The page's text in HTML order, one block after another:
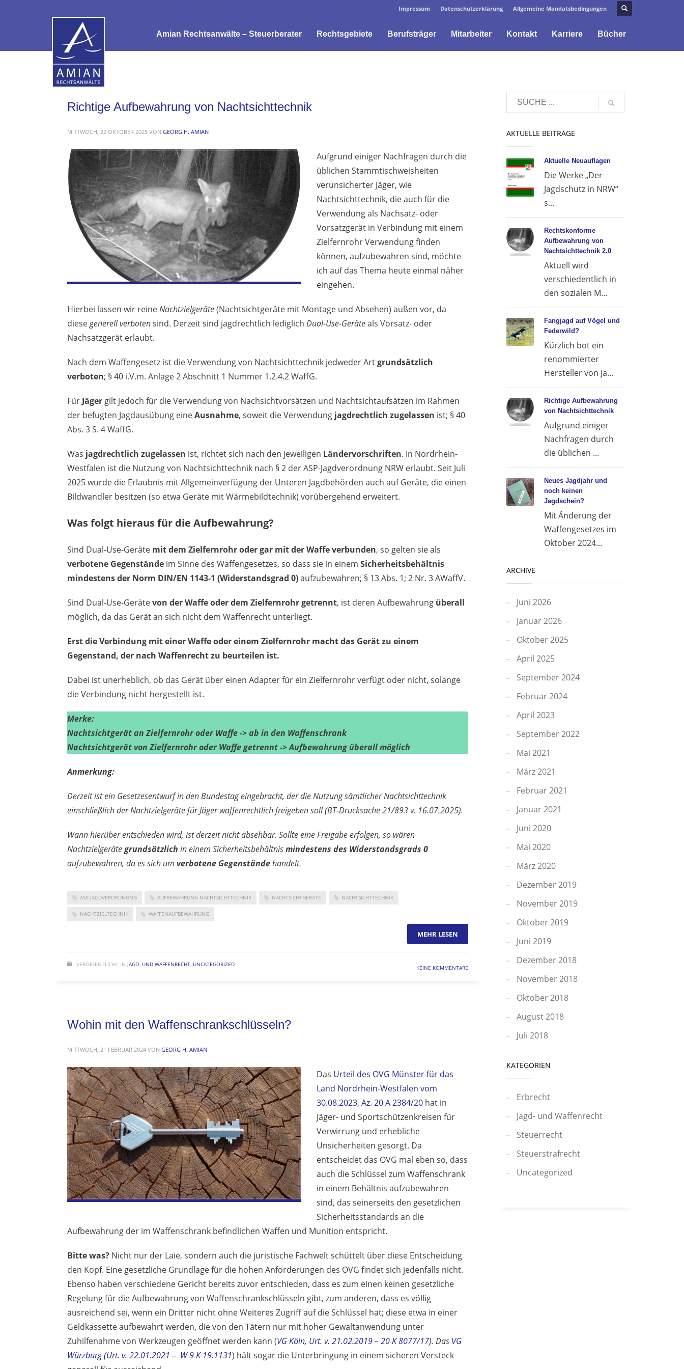
Impressum Datenschutzerklärung Allgemeine Mandatsbedingungen
Amian Rechtsanwälte – Steuerberater Rechtsgebiete Berufsträger Mitarbeiter Kontakt Karriere Bücher
Richtige Aufbewahrung von Nachtsichttechnik
MITTWOCH, 22 OKTOBER 2025 VON GEORG H. AMIAN
Aufgrund einiger Nachfragen durch die
üblichen Stammtischweisheiten
verunsicherter Jäger, wie
Nachtsichttechnik, die auch für die
Verwendung als Nachsatz- oder
Vorsatzgerät in Verbindung mit einem
Zielfernrohr Verwendung finden
können, aufzubewahren sind, möchte
ich auf das Thema heute einmal näher
eingehen.
Hierbei lassen wir reineNachtzielgeräte(Nachtsichtgeräte mit Montage und Absehen) außen vor, da
diesegenerell verbotensind. Derzeit sind jagdrechtlich lediglich Dual-Use-Geräteals Vorsatz- oder
Nachsatzgerät erlaubt.
Nach dem Waffengesetz ist die Verwendung von Nachtsichttechnik jedweder Artgrundsätzlich
verboten; § 40 i.V.m. Anlage 2 Abschnitt 1 Nummer 1.2.4.2 WaffG.
Für Jäger gilt jedoch für die Verwendung von Nachsichtvorsätzen und Nachtsichtaufsätzen im Rahmen
der befugten Jagdausübung eineAusnahme, soweit die Verwendung jagdrechtlich zugelassen ist; § 40
Abs. 3 S. 4 WaffG.
Was jagdrechtlich zugelassen ist, richtet sich nach den jeweiligen Ländervorschriften. In Nordrhein-
Westfalen ist die Nutzung von Nachtsichttechnik nach § 2 der ASP-Jagdverordnung NRW erlaubt. Seit Juli
2025 wurde die Erlaubnis mit Allgemeinverfügung der Unteren Jagdbehörden auch auf Geräte, die einen
Bildwandler besitzen (so etwa Geräte mit Wärmebildtechnik) vorübergehend erweitert.
Was folgt hieraus für die Aufbewahrung?
Sind Dual-Use-Geräte mit dem Zielfernrohr oder gar mit der Waffe verbunden, so gelten sie als
verbotene Gegenstände im Sinne des Waffengesetzes, so dass sie in einem Sicherheitsbehältnis
mindestens der Norm DIN/EN 1143-1 (Widerstandsgrad 0)aufzubewahren; § 13 Abs. 1; 2 Nr. 3 AWaffV.
Sind Dual-Use-Gerätevon der Waffe oder dem Zielfernrohr getrennt, ist deren Aufbewahrung überall
möglich, da das Gerät an sich nicht dem Waffenrecht unterliegt.
Erst die Verbindung mit einer Waffe oder einem Zielfernrohr macht das Gerät zu einem
Gegenstand, der nach Waffenrecht zu beurteilen ist.
Dabei ist unerheblich, ob das Gerät über einen Adapter für ein Zielfernrohr verfügt oder nicht, solange
die Verbindung nicht hergestellt ist.
Merke:
Nachtsichtgerät an Zielfernrohr oder Waffe -> ab in den Waffenschrank
Nachtsichtgerät von Zielfernrohr oder Waffe getrennt -> Aufbewahrung überall möglich
Anmerkung:
Derzeit ist ein Gesetzesentwurf in den Bundestag eingebracht, der die Nutzung sämtlicher Nachtsichttechnik
einschließlich der Nachtzielgeräte für Jäger waffenrechtlich freigeben soll (BT-Drucksache 21/893 v. 16.07.2025).
Wann hierüber entschieden wird, ist derzeit nicht absehbar. Sollte eine Freigabe erfolgen, so wären
Nachtzielgerätegrundsätzlich in einem Sicherheitsbehältnismindestens des Widerstandsgrads 0
aufzubewahren, da es sich um verbotene Gegenständehandelt.
ASP-JAGDVERORDNUNG AUFBEWAHRUNG NACHTSICHTTECHNIK NACHTSICHTGERÄTE NACHTSICHTTECHNIK
NACHTZIELTECHNIK WAFFENAUFBEWAHRUNG
MEHR LESEN
VERÖFFENTLICHT IN JAGD- UND WAFFENRECHT UNCATEGORIZED KEINE KOMMENTARE
Wohin mit den Waffenschrankschlüsseln?
MITTWOCH, 21 FEBRUAR 2024 VON GEORG H. AMIAN
Das Urteil des OVG Münster für das
Land Nordrhein-Westfalen vom
30.08.2023, Az. 20 A 2384/20 hat in
Jäger- und Sportschützenkreisen für
Verwirrung und erhebliche
Unsicherheiten gesorgt. Da
entscheidet das OVG mal eben so, dass
auch die Schlüssel zum Waffenschrank
in einem Behältnis aufzubewahren
sind, das seinerseits den gesetzlichen
Sicherheitsstandards an die
Aufbewahrung der im Waffenschrank befindlichen Waffen und Munition entspricht.
Bitte was? Nicht nur der Laie, sondern auch die juristische Fachwelt schüttelt über diese Entscheidung
den Kopf. Eine gesetzliche Grundlage für die hohen Anforderungen des OVG findet sich jedenfalls nicht.
Ebenso haben verschiedene Gericht bereits zuvor entschieden, dass es zum einen keinen gesetzliche
Regelung für die Aufbewahrung von Waffenschrankschlüsseln gibt, zum anderen, dass es völlig
ausreichend sei, wenn ein Dritter nicht ohne Weiteres Zugriff auf die Schlüssel hat; diese etwa in einer
Geldkassette aufbewahrt werden, die von den Tätern nur mit hoher Gewaltanwendung unter
Zuhilfenahme von Werkzeugen geöffnet werden kann (VG Köln, Urt. v. 21.02.2019 – 20 K 8077/17). Das VG
Würzburg (Urt. v. 22.01.2021 – W 9 K 19.1131) hält sogar die Unterbringung in einem sicheren Versteck
AKTUELLE BEITRÄGE
Aktuelle Neuauflagen
Die Werke „Der
Jagdschutz in NRW“
s...
Rechtskonforme
Aufbewahrung von
Nachtsichttechnik 2.0
Aktuell wird
verschiedentlich in
den sozialen M...
Fangjagd auf Vögel und
Federwild?
Kürzlich bot ein
renommierter
Hersteller von Ja...
Richtige Aufbewahrung
von Nachtsichttechnik
Aufgrund einiger
Nachfragen durch
die üblichen ...
Neues Jagdjahr und
noch keinen
Jagdschein?
Mit Änderung der
Waffengesetzes im
Oktober 2024...
ARCHIVE
Juni 2026
Januar 2026
Oktober 2025
April 2025
September 2024
Februar 2024
April 2023
September 2022
Mai 2021
März 2021
Februar 2021
Januar 2021
Juni 2020
Mai 2020
März 2020
Dezember 2019
November 2019
Oktober 2019
Juni 2019
Dezember 2018
November 2018
Oktober 2018
August 2018
Juli 2018
KATEGORIEN
Erbrecht
Jagd- und Waffenrecht
Steuerrecht
Steuerstrafrecht
Uncategorized